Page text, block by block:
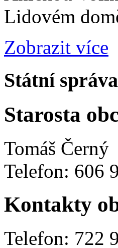
Lidovém
Zobrazit více
Státní
Starosta
Tomáš Černý
Telefon: 606
Kontakty
Telefon: 722